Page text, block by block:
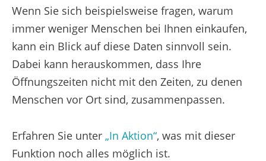
Wenn Sie sich beispielsweise fragen, warum
immer weniger Menschen bei Ihnen einkaufen,
kann ein Blick auf diese Daten sinnvoll sein.
Dabei kann herauskommen, dass Ihre
Öffnungszeiten nicht mit den Zeiten, zu denen
Menschen vor Ort sind, zusammenpassen.
Erfahren Sie unter „In Aktion“, was mit dieser
Funktion noch alles möglich ist.